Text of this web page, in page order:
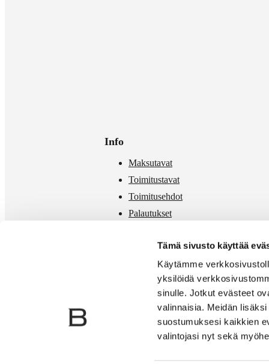
Tämä sivusto käyttää
Käytämme
yksilöidä
sinulle. Jotkut evästeet
valinnaisia. Meidän
suostumuksesi kaikkien
valintojasi nyt sekä
Info
Maksutavat
Toimitustavat
Toimitusehdot
Palautukset